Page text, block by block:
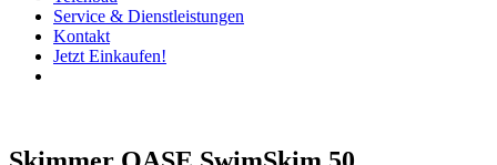
Service & Dienstleistungen
Kontakt
Jetzt Einkaufen!